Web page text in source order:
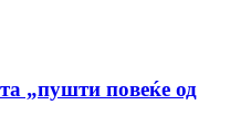
„пушти повеќе од